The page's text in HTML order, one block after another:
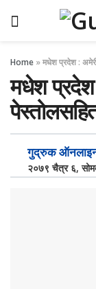
Home »मधेश प्रदेश :
मधेश
गुद्रुक
२०७९ चैत्र ६,